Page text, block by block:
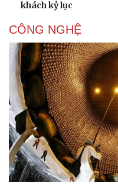
khách kỷ lục
CÔNG NGHỆ